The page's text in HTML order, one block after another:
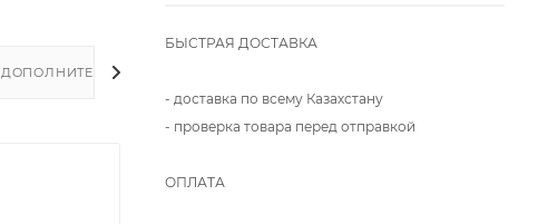
ДОПОЛНИТЕЛЬНО
БЫСТРАЯ ДОСТАВКА
- доставка по всему Казахстану
- проверка товара перед отправкой
ОПЛАТА